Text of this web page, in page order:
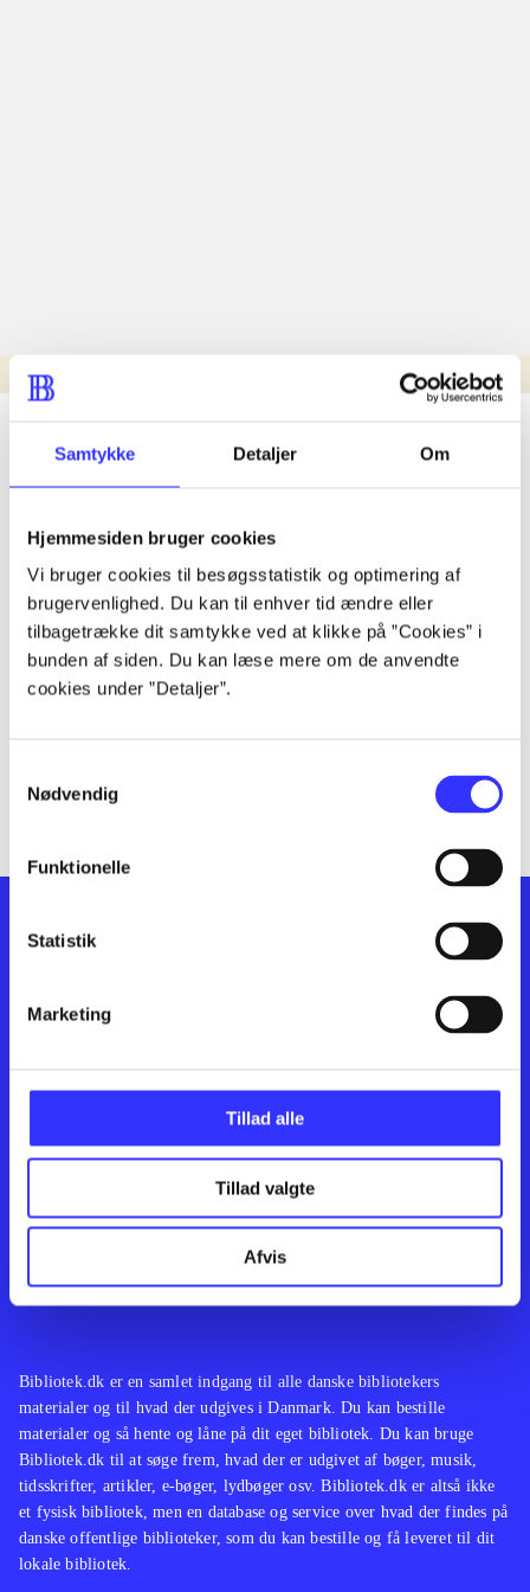
Samtykke Detaljer Om
Hjemmesiden bruger cookies
Vi bruger cookies til besøgsstatistik og optimering af
brugervenlighed. Du kan til enhver tid ændre eller
tilbagetrække dit samtykke ved at klikke på ”Cookies” i
bunden af siden. Du kan læse mere om de anvendte
cookies under ”Detaljer”.
Nødvendig
Funktionelle
Statistik
Marketing
Tillad alle
Tillad valgte
Afvis
Nyhed
lorem ipsum dolor sit amet ...
lorem ipsum dolor sit amet ...
lorem ipsum dolor sit amet ...
lorem ipsum dolor sit amet ...
lorem ipsum dolor sit amet ...
lorem ipsum dolor sit amet ...
lorem ipsum dolor sit amet ...
Feedback
Bibliotek.dk er en samlet indgang til alle danske bibliotekers
materialer og til hvad der udgives i Danmark. Du kan bestille
materialer og så hente og låne på dit eget bibliotek. Du kan bruge
Bibliotek.dk til at søge frem, hvad der er udgivet af bøger, musik,
tidsskrifter, artikler, e-bøger, lydbøger osv. Bibliotek.dk er altså ikke
et fysisk bibliotek, men en database og service over hvad der findes på
danske offentlige biblioteker, som du kan bestille og få leveret til dit
lokale bibliotek.
Kontakt os
English
Artikler
Film
Musik
Noder